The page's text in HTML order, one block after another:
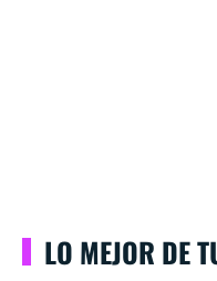
LO MEJOR DE